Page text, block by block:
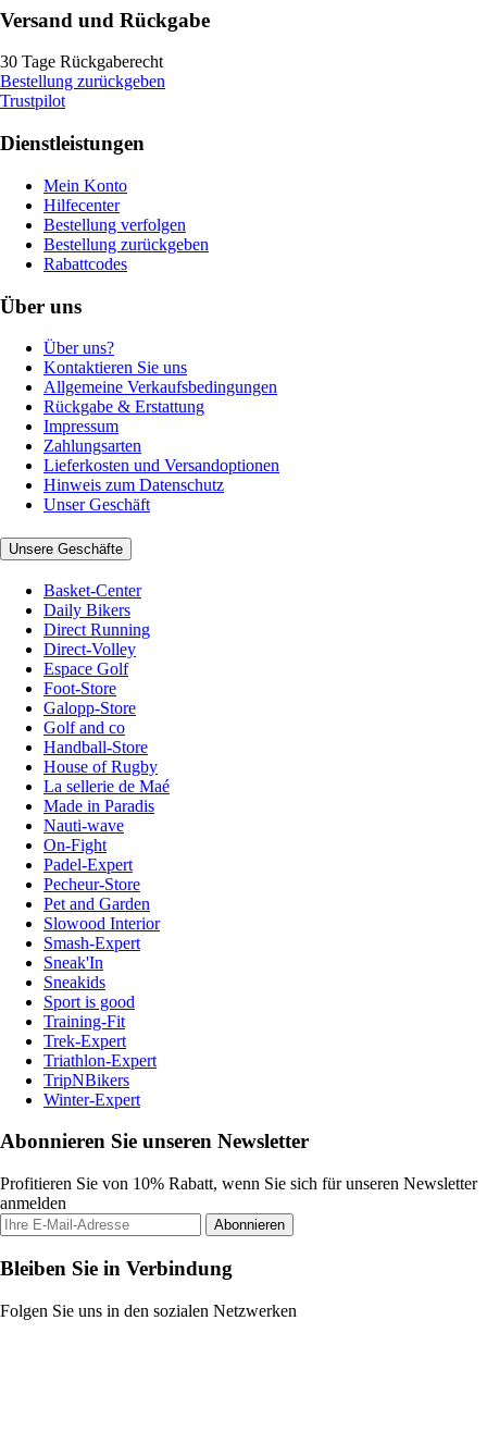
Versand und Rückgabe
30 Tage Rückgaberecht
Bestellung zurückgeben
Trustpilot
Dienstleistungen
Mein Konto
Hilfecenter
Bestellung verfolgen
Bestellung zurückgeben
Rabattcodes
Über uns
Über uns?
Kontaktieren Sie uns
Allgemeine Verkaufsbedingungen
Rückgabe & Erstattung
Impressum
Zahlungsarten
Lieferkosten und Versandoptionen
Hinweis zum Datenschutz
Unser Geschäft
Unsere Geschäfte
Basket-Center
Daily Bikers
Direct Running
Direct-Volley
Espace Golf
Foot-Store
Galopp-Store
Golf and co
Handball-Store
House of Rugby
La sellerie de Maé
Made in Paradis
Nauti-wave
On-Fight
Padel-Expert
Pecheur-Store
Pet and Garden
Slowood Interior
Smash-Expert
Sneak'In
Sneakids
Sport is good
Training-Fit
Trek-Expert
Triathlon-Expert
TripNBikers
Winter-Expert
Abonnieren Sie unseren Newsletter
Profitieren Sie von 10% Rabatt, wenn Sie sich für unseren Newsletter
anmelden
Abonnieren
Bleiben Sie in Verbindung
Folgen Sie uns in den sozialen Netzwerken